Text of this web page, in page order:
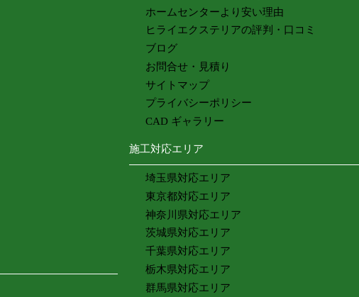
ホームセンターより安い理由
ヒライエクステリアの評判・口コミ
ブログ
お問合せ・見積り
サイトマップ
プライバシーポリシー
CAD ギャラリー
施工対応エリア
埼玉県対応エリア
東京都対応エリア
神奈川県対応エリア
茨城県対応エリア
千葉県対応エリア
栃木県対応エリア
群馬県対応エリア